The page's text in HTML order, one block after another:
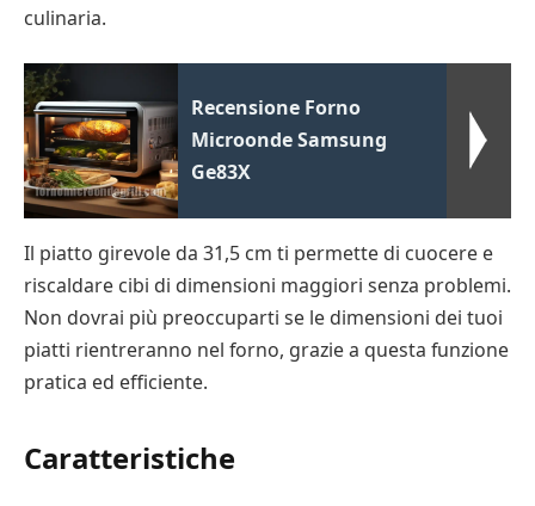
culinaria.
Recensione Forno
Microonde Samsung
Ge83X
Il piatto girevole da 31,5 cm ti permette di cuocere e
riscaldare cibi di dimensioni maggiori senza problemi.
Non dovrai più preoccuparti se le dimensioni dei tuoi
piatti rientreranno nel forno, grazie a questa funzione
pratica ed efficiente.
Caratteristiche